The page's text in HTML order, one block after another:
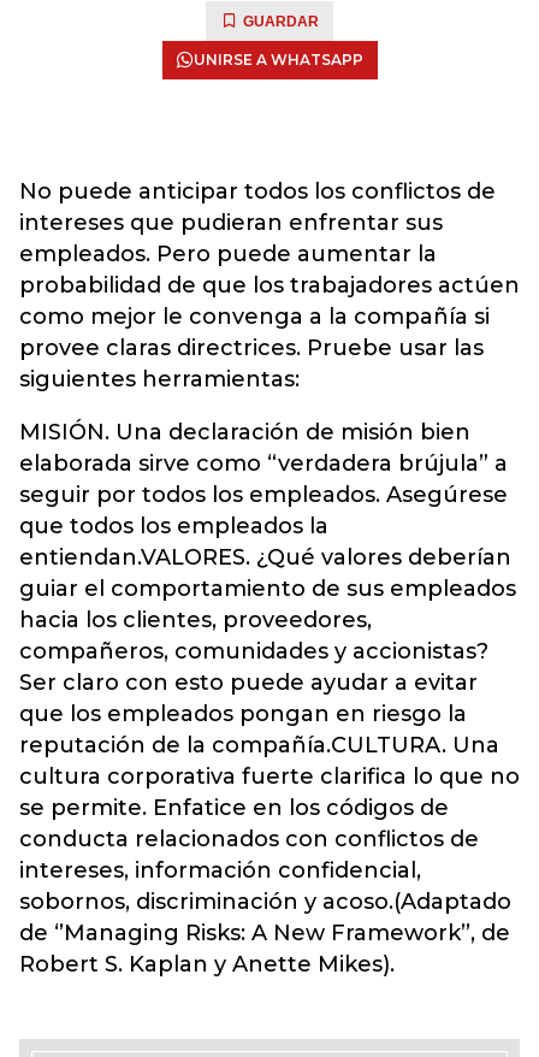
GUARDAR
UNIRSE A WHATSAPP
No puede anticipar todos los conflictos de
intereses que pudieran enfrentar sus
empleados. Pero puede aumentar la
probabilidad de que los trabajadores actúen
como mejor le convenga a la compañía si
provee claras directrices. Pruebe usar las
siguientes herramientas:
MISIÓN. Una declaración de misión bien
elaborada sirve como “verdadera brújula” a
seguir por todos los empleados. Asegúrese
que todos los empleados la
entiendan.VALORES. ¿Qué valores deberían
guiar el comportamiento de sus empleados
hacia los clientes, proveedores,
compañeros, comunidades y accionistas?
Ser claro con esto puede ayudar a evitar
que los empleados pongan en riesgo la
reputación de la compañía.CULTURA. Una
cultura corporativa fuerte clarifica lo que no
se permite. Enfatice en los códigos de
conducta relacionados con conflictos de
intereses, información confidencial,
sobornos, discriminación y acoso.(Adaptado
de ‘’Managing Risks: A New Framework’’, de
Robert S. Kaplan y Anette Mikes).